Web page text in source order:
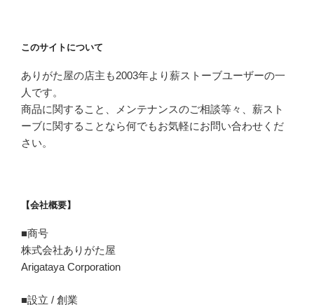
このサイトについて
ありがた屋の店主も2003年より薪ストーブユーザーの一
人です。
商品に関すること、メンテナンスのご相談等々、薪スト
ーブに関することなら何でもお気軽にお問い合わせくだ
さい。
【会社概要】
■商号
株式会社ありがた屋
Arigataya Corporation
■設立 / 創業